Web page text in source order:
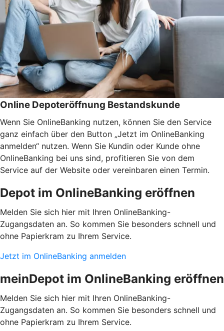
Online Depoteröffnung Bestandskunde
Wenn Sie OnlineBanking nutzen, können Sie den Service
ganz einfach über den Button „Jetzt im OnlineBanking
anmelden“ nutzen. Wenn Sie Kundin oder Kunde ohne
OnlineBanking bei uns sind, profitieren Sie von dem
Service auf der Website oder vereinbaren einen Termin.
Depot im OnlineBanking eröffnen
Melden Sie sich hier mit Ihren OnlineBanking-
Zugangsdaten an. So kommen Sie besonders schnell und
ohne Papierkram zu Ihrem Service.
Jetzt im OnlineBanking anmelden
meinDepot im OnlineBanking eröffnen
Melden Sie sich hier mit Ihren OnlineBanking-
Zugangsdaten an. So kommen Sie besonders schnell und
ohne Papierkram zu Ihrem Service.